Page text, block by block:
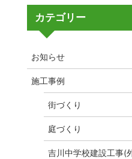
カテゴリー
お知らせ
施工事例
街づくり
庭づくり
吉川中学校建設工事(